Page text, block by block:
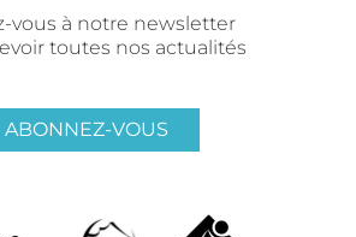
vous à notre newsletter
toutes nos actualités
ABONNEZ-VOUS